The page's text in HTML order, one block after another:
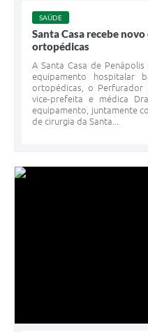
SAÚDE
Santa Casa recebe
ortopédicas
A Santa Casa de
equipamento hospitalar
ortopédicas, o Perfurador
vice-prefeita e médica
equipamento, juntamente
de cirurgia da Santa...